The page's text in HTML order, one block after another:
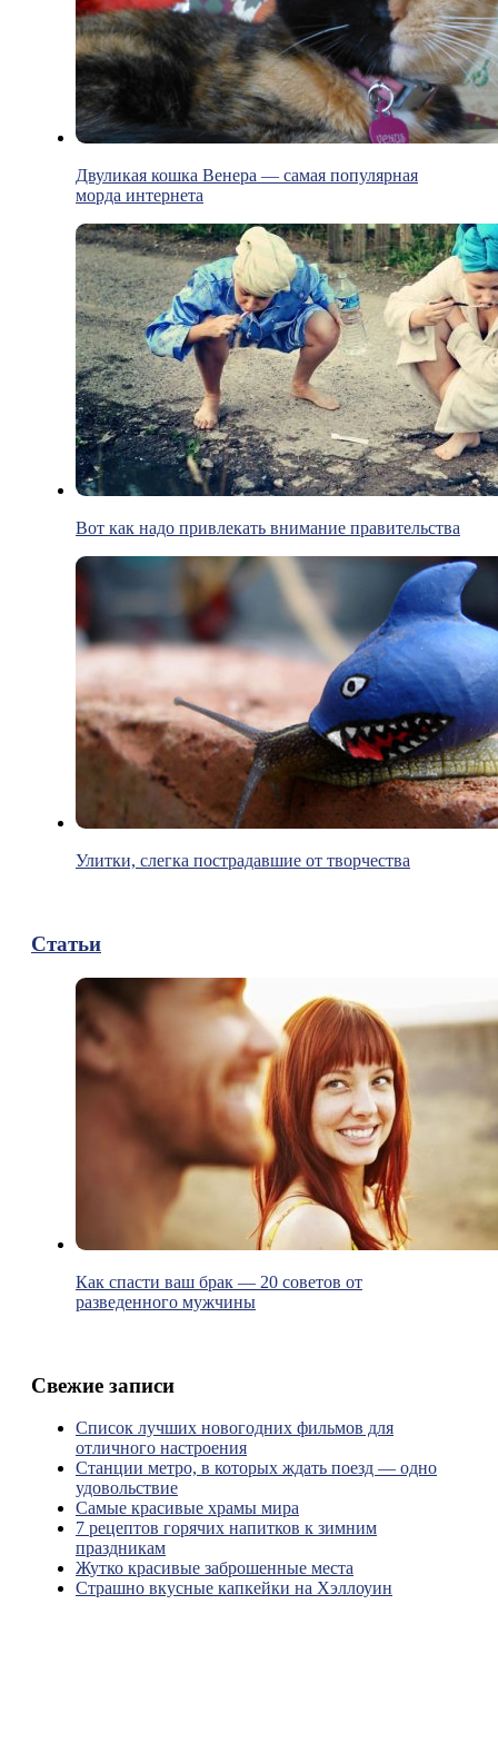
Двуликая кошка Венера — самая популярная
морда интернета
Вот как надо привлекать внимание правительства
Улитки, слегка пострадавшие от творчества
Статьи
Как спасти ваш брак — 20 советов от
разведенного мужчины
Свежие записи
Список лучших новогодних фильмов для
отличного настроения
Станции метро, в которых ждать поезд — одно
удовольствие
Самые красивые храмы мира
7 рецептов горячих напитков к зимним
праздникам
Жутко красивые заброшенные места
Страшно вкусные капкейки на Хэллоуин